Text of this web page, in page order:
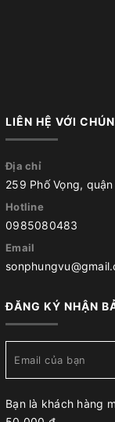
LIÊN HỆ VỚI
Địa chỉ
259 Phố Vọng,
Hotline
0985080483
Email
ĐĂNG KÝ NHẬN
Bạn là khách hàng